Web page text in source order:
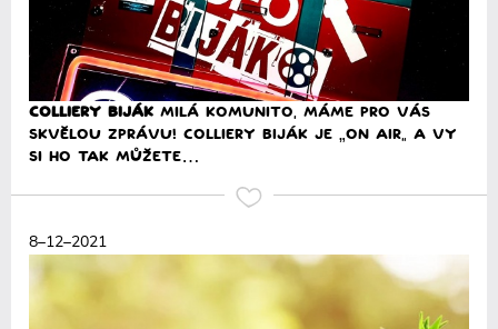
Colliery BIJÁK Milá komunito, máme pro vás
skvělou zprávu! Colliery BIJÁK je „ON AIR“ a vy
si ho tak můžete…
Přečíst
8–12–2021